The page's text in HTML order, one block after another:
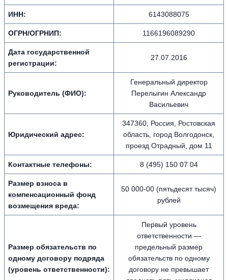
ИНН: 6143088075
ОГРН/ОГРНИП: 1166196089290
Дата государственной
регистрации:
27.07.2016
Руководитель (ФИО):
Генеральный директор
Перелыгин Александр
Васильевич
Юридический адрес:
347360, Россия, Ростовская
область, город Волгодонск,
проезд Отрадный, дом 11
Контактные телефоны: 8 (495) 150 07 04
Размер взноса в
компенсационный фонд
возмещения вреда:
50 000-00 (пятьдесят тысяч)
рублей
Размер обязательств по
одному договору подряда
(уровень ответственности):
Первый уровень
ответственности —
предельный размер
обязательств по одному
договору не превышает